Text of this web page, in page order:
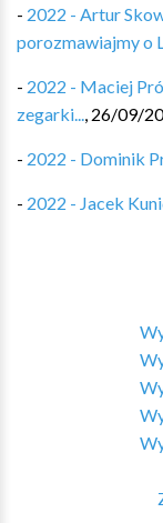
- 2022 - Artur
porozmawiajmy o
- 2022 - Maciej
zegarki..., 26/09/
- 2022 - Dominik
- 2022 - Jacek